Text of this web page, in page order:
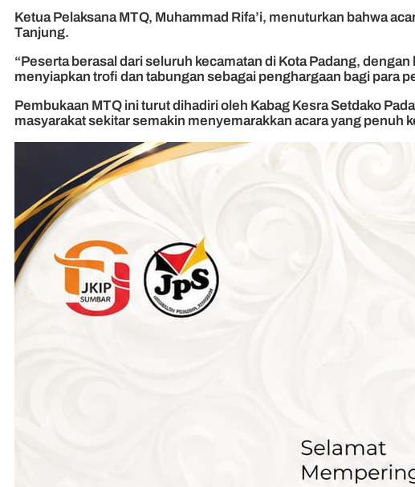
Ketua Pelaksana MTQ, Muhammad Rifa’i, menuturkan bahwa
Tanjung.
“Peserta berasal dari seluruh kecamatan di Kota Padang,
menyiapkan trofi dan tabungan sebagai penghargaan bagi para
Pembukaan MTQ ini turut dihadiri oleh Kabag Kesra Setdako
masyarakat sekitar semakin menyemarakkan acara yang penuh